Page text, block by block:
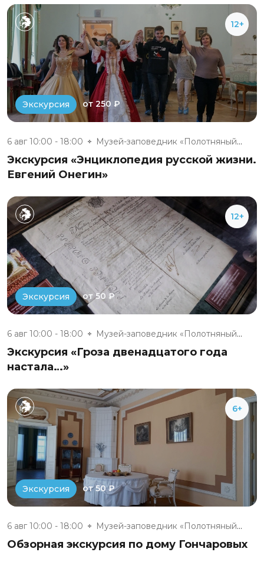
12+
Экскурсия от 250 ₽
6 авг 10:00 - 18:00 Музей-заповедник «Полотняный З...
Экскурсия «Энциклопедия русской жизни.
Евгений Онегин»
12+
Экскурсия от 50 ₽
6 авг 10:00 - 18:00 Музей-заповедник «Полотняный З...
Экскурсия «Гроза двенадцатого года
настала…»
6+
Экскурсия от 50 ₽
6 авг 10:00 - 18:00 Музей-заповедник «Полотняный З...
Обзорная экскурсия по дому Гончаровых